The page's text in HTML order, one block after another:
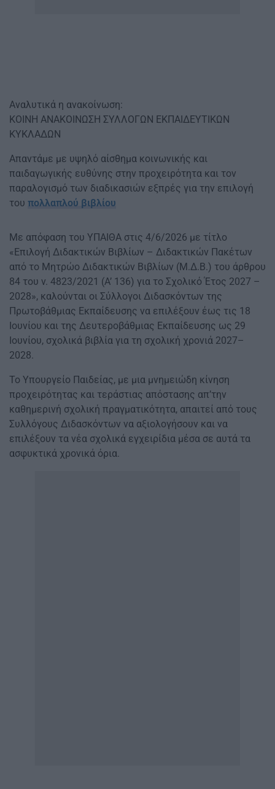
Αναλυτικά η ανακοίνωση:
ΚΟΙΝΗ ΑΝΑΚΟΙΝΩΣΗ ΣΥΛΛΟΓΩΝ ΕΚΠΑΙΔΕΥΤΙΚΩΝ
ΚΥΚΛΑΔΩΝ
Απαντάμε με υψηλό αίσθημα κοινωνικής και
παιδαγωγικής ευθύνης στην προχειρότητα και τον
παραλογισμό των διαδικασιών εξπρές για την επιλογή
του πολλαπλού βιβλίου
Με απόφαση του ΥΠΑΙΘΑ στις 4/6/2026 με τίτλο
«Επιλογή Διδακτικών Βιβλίων – Διδακτικών Πακέτων
από το Μητρώο Διδακτικών Βιβλίων (Μ.Δ.Β.) του άρθρου
84 του ν. 4823/2021 (Α’ 136) για το Σχολικό Έτος 2027 –
2028», καλούνται οι Σύλλογοι Διδασκόντων της
Πρωτοβάθμιας Εκπαίδευσης να επιλέξουν έως τις 18
Ιουνίου και της Δευτεροβάθμιας Εκπαίδευσης ως 29
Ιουνίου, σχολικά βιβλία για τη σχολική χρονιά 2027–
2028.
Το Υπουργείο Παιδείας, με μια μνημειώδη κίνηση
προχειρότητας και τεράστιας απόστασης απ’την
καθημερινή σχολική πραγματικότητα, απαιτεί από τους
Συλλόγους Διδασκόντων να αξιολογήσουν και να
επιλέξουν τα νέα σχολικά εγχειρίδια μέσα σε αυτά τα
ασφυκτικά χρονικά όρια.